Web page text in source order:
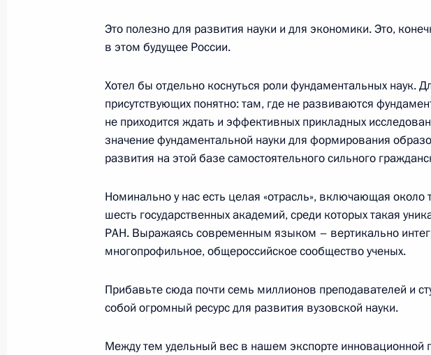
Начало встречи с заместителем Председателя Совета
Италии Джанфранко Фини
20 октября 2004 года, 19:03 Ново-Огарево
Начало встречи с председателями Верховного,
и Высшего Арбитражного судов Вячеславом Лебедевым,
20 октября 2004 года, 17:32 Ново-Огарево
Начало встречи с Президентом Азербайджана
Алиевым
19 октября 2004 года, 20:05 Москва, Кремль
Это полезно для развития науки и для экономики. Это,
в этом будущее России.
Хотел бы отдельно коснуться роли фундаментальных наук.
присутствующих понятно: там, где не развиваются
не приходится ждать и эффективных прикладных
значение фундаментальной науки для формирования
развития на этой базе самостоятельного сильного
Номинально у нас есть целая «отрасль», включающая около
шесть государственных академий, среди которых такая
РАН. Выражаясь современным языком – вертикально
многопрофильное, общероссийское сообщество ученых.
Прибавьте сюда почти семь миллионов преподавателей и
собой огромный ресурс для развития вузовской науки.
Между тем удельный вес в нашем экспорте